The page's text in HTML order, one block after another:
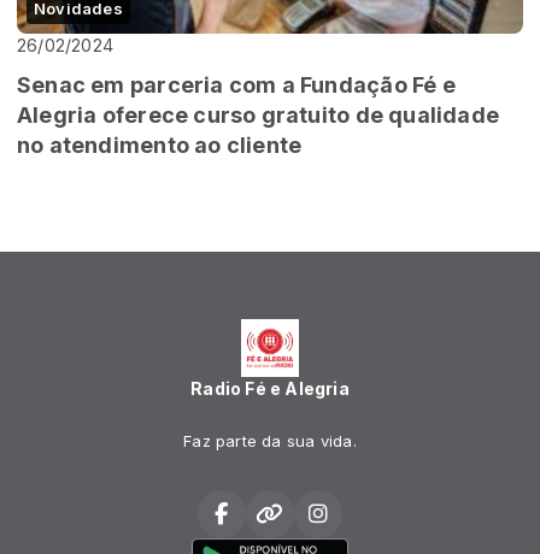
Novidades
26/02/2024
Senac em parceria com a Fundação Fé e
Alegria oferece curso gratuito de qualidade
no atendimento ao cliente
Radio Fé e Alegria
Faz parte da sua vida.